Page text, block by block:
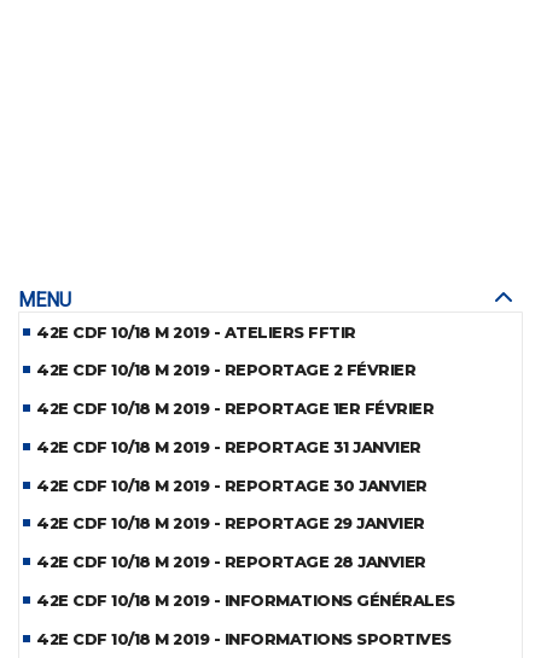
MENU
42E CDF 10/18 M 2019 - ATELIERS FFTIR
42E CDF 10/18 M 2019 - REPORTAGE 2 FÉVRIER
42E CDF 10/18 M 2019 - REPORTAGE 1ER FÉVRIER
42E CDF 10/18 M 2019 - REPORTAGE 31 JANVIER
42E CDF 10/18 M 2019 - REPORTAGE 30 JANVIER
42E CDF 10/18 M 2019 - REPORTAGE 29 JANVIER
42E CDF 10/18 M 2019 - REPORTAGE 28 JANVIER
42E CDF 10/18 M 2019 - INFORMATIONS GÉNÉRALES
42E CDF 10/18 M 2019 - INFORMATIONS SPORTIVES